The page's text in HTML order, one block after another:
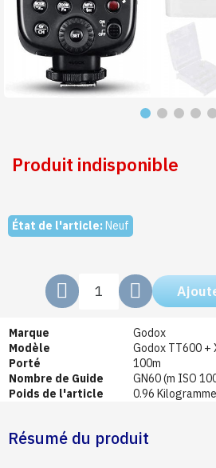
Produit indisponible
État de l'article: Neuf
Marque
Godox
Modèle
Godox TT600 +
Porté
100m
Nombre de Guide
GN60 (m ISO
Poids de l'article
0.96
Résumé du produit